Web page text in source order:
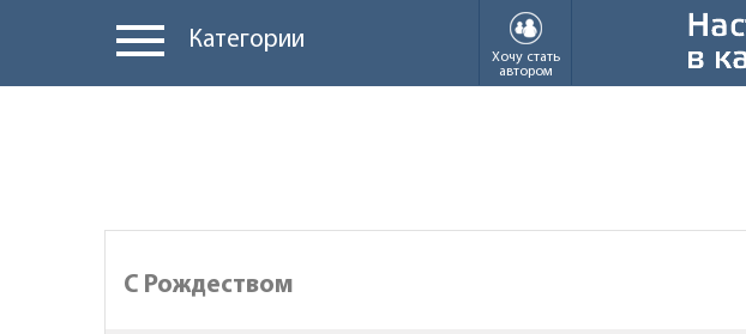
Категории
Хочу стать
автором
С Рождеством